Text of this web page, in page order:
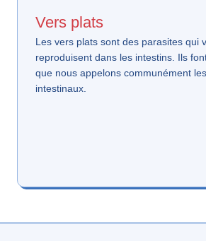
Vers plats
Les vers plats sont des parasites qui
reproduisent dans les intestins. Ils
que nous appelons communément
intestinaux.